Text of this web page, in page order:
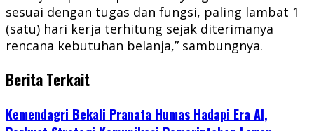
sesuai dengan tugas dan fungsi, paling lambat 1
(satu) hari kerja terhitung sejak diterimanya
rencana kebutuhan belanja,” sambungnya.
Berita Terkait
Kemendagri Bekali Pranata Humas Hadapi Era AI,